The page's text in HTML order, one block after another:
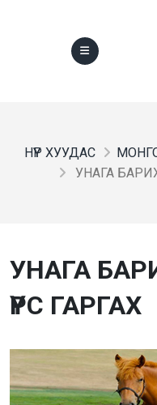
НҮҮР ХУУДАС
УНАГА
УНАГА
ҮРС ГАРГАХ